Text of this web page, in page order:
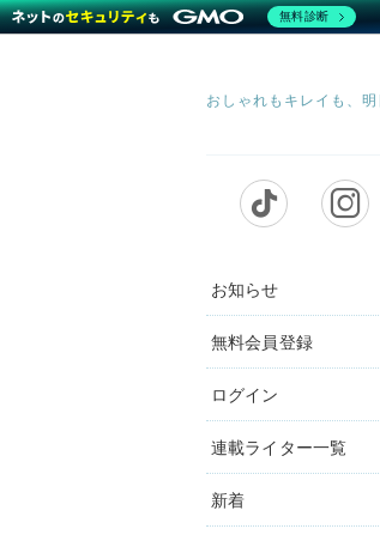
お知らせ
無料会員登録
ログイン
連載ライター一覧
新着
無料診断